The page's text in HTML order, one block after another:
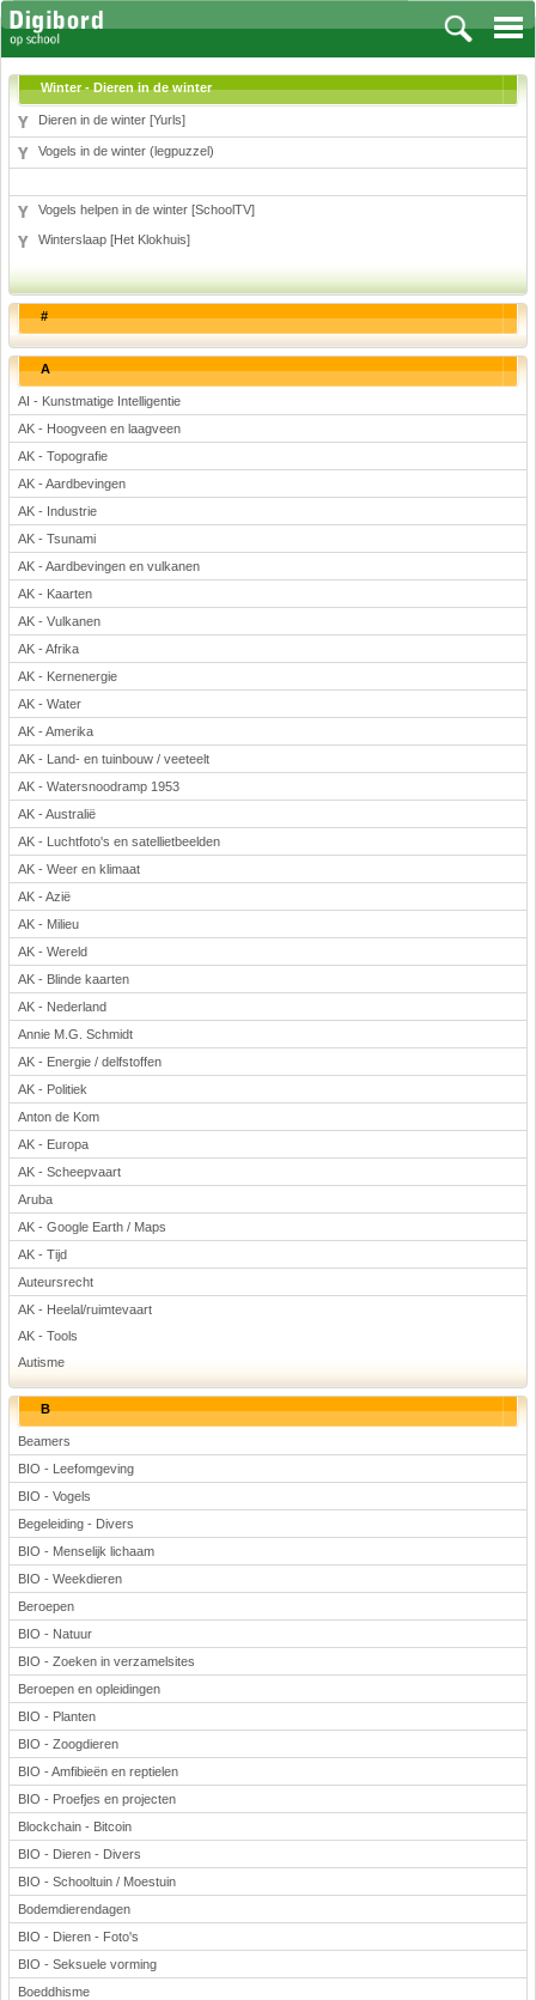
Aardrijkskunde
Biologie
Frans, Duits, Chinees, Spaans
Geschiedenis
Handvaardigheid en Tekenen
Kunst en Cultuur
Levensbeschouwing
Lichamelijke opvoeding
Muziek
Natuurkunde
Nederlands
Rekenen
Scheikunde
Sport
Techniek
Verkeer
Wiskunde
Onderwerpen
Apps en tablets
Collecties digibord
Digiborden / touchscreens
Digibordtools
Downloads basisonderwijs
Herfst
Kerstmis
Kinder-/Jeugdboeken
Lente
Onderbouw PO
Pasen
Voetbal
Winter - Dieren in de winter
Dieren in de winter [Yurls]
Vogels in de winter (legpuzzel)
Vogels helpen in de winter [SchoolTV]
Winterslaap [Het Klokhuis]
#
A
AI - Kunstmatige Intelligentie
AK - Hoogveen en laagveen
AK - Topografie
AK - Aardbevingen
AK - Industrie
AK - Tsunami
AK - Aardbevingen en vulkanen
AK - Kaarten
AK - Vulkanen
AK - Afrika
AK - Kernenergie
AK - Water
AK - Amerika
AK - Land- en tuinbouw / veeteelt
AK - Watersnoodramp 1953
AK - Australië
AK - Luchtfoto's en satellietbeelden
AK - Weer en klimaat
AK - Azië
AK - Milieu
AK - Wereld
AK - Blinde kaarten
AK - Nederland
Annie M.G. Schmidt
AK - Energie / delfstoffen
AK - Politiek
Anton de Kom
AK - Europa
AK - Scheepvaart
Aruba
AK - Google Earth / Maps
AK - Tijd
Auteursrecht
AK - Heelal/ruimtevaart
AK - Tools
Autisme
B
Beamers
BIO - Leefomgeving
BIO - Vogels
Begeleiding - Divers
BIO - Menselijk lichaam
BIO - Weekdieren
Beroepen
BIO - Natuur
BIO - Zoeken in verzamelsites
Beroepen en opleidingen
BIO - Planten
BIO - Zoogdieren
BIO - Amfibieën en reptielen
BIO - Proefjes en projecten
Blockchain - Bitcoin
BIO - Dieren - Divers
BIO - Schooltuin / Moestuin
Bodemdierendagen
BIO - Dieren - Foto's
BIO - Seksuele vorming
Boeddhisme